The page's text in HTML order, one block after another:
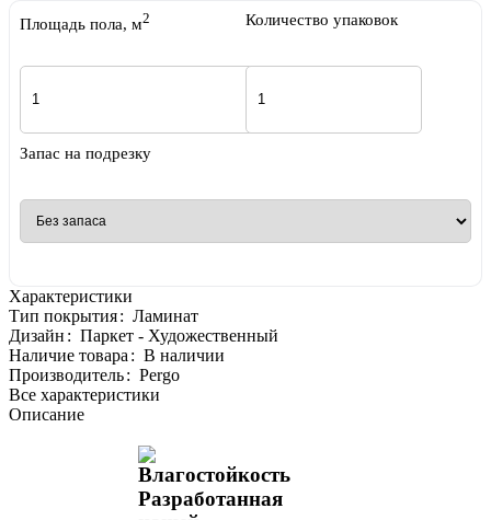
Площадь пола, м2 Количество упаковок
Запас на подрезку
Характеристики
Тип покрытия: Ламинат
Дизайн: Паркет - Художественный
Наличие товара: В наличии
Производитель: Pergo
Все характеристики
Описание